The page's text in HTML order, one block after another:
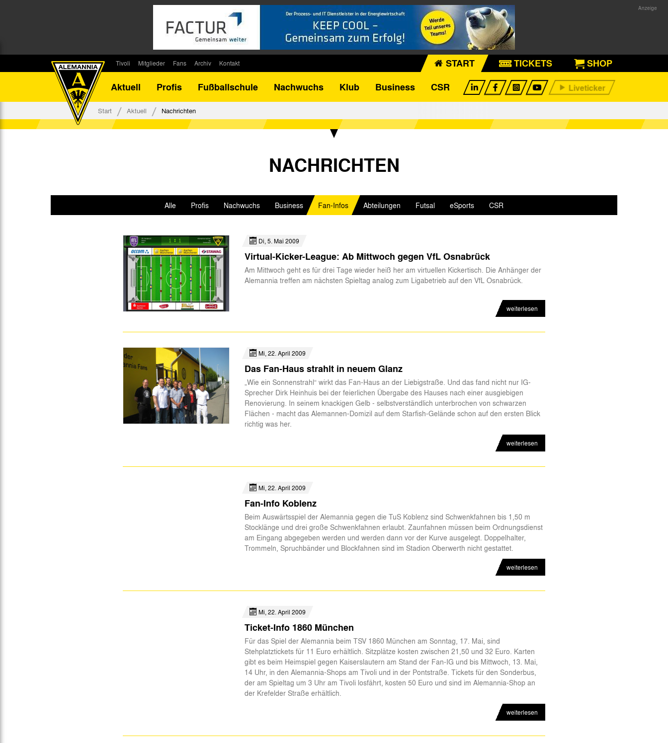
Tivoli
Stadionsprecher
Stadiongaststätte Klömpchensklub
Verbotene Symbolik am Tivoli
Mitglieder
Kontakt
Fans
Fanbeirat
Fan-Klubs
Archiv
Kontakt START TICKETS
SHOP
Aktuell
Profis Fußballschule Nachwuchs Klub Business CSR
Start Aktuell Nachrichten
NACHRICHTEN
Alle Profis Nachwuchs Business Fan-Infos Abteilungen Futsal eSports CSR
Di, 5. Mai 2009
Virtual-Kicker-League: Ab Mittwoch gegen VfL Osnabrück
Am Mittwoch geht es für drei Tage wieder heiß her am virtuellen Kickertisch. Die Anhänger der
Alemannia treffen am nächsten Spieltag analog zum Ligabetrieb auf den VfL Osnabrück.
weiterlesen
Mi, 22. April 2009
Das Fan-Haus strahlt in neuem Glanz
„Wie ein Sonnenstrahl“ wirkt das Fan-Haus an der Liebigstraße. Und das fand nicht nur IG-
Sprecher Dirk Heinhuis bei der feierlichen Übergabe des Hauses nach einer ausgiebigen
Renovierung. In seinem knackigen Gelb - selbstverständlich unterbrochen von schwarzen
Flächen - macht das Alemannen-Domizil auf dem Starfish-Gelände schon auf den ersten Blick
richtig was her.
weiterlesen
Mi, 22. April 2009
Fan-Info Koblenz
Beim Auswärtsspiel der Alemannia gegen die TuS Koblenz sind Schwenkfahnen bis 1,50 m
Stocklänge und drei große Schwenkfahnen erlaubt. Zaunfahnen müssen beim Ordnungsdienst
am Eingang abgegeben werden und werden dann vor der Kurve ausgelegt. Doppelhalter,
Trommeln, Spruchbänder und Blockfahnen sind im Stadion Oberwerth nicht gestattet.
weiterlesen
Mi, 22. April 2009
Ticket-Info 1860 München
Für das Spiel der Alemannia beim TSV 1860 München am Sonntag, 17. Mai, sind
Stehplatztickets für 11 Euro erhältlich. Sitzplätze kosten zwischen 21,50 und 32 Euro. Karten
gibt es beim Heimspiel gegen Kaiserslautern am Stand der Fan-IG und bis Mittwoch, 13. Mai,
14 Uhr, in den Alemannia-Shops am Tivoli und in der Pontstraße. Tickets für den Sonderbus,
der am Spieltag um 3 Uhr am Tivoli losfährt, kosten 50 Euro und sind im Alemannia-Shop an
der Krefelder Straße erhältlich.
weiterlesen